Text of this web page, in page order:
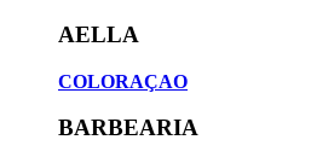
AELLA
COLORAÇAO
BARBEARIA